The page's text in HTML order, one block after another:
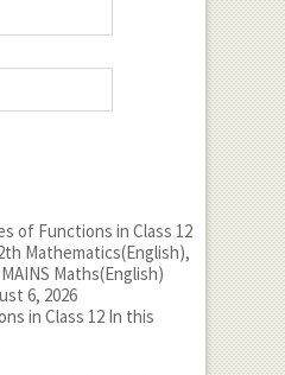
of Functions in Class 12
Mathematics(English),
Maths(English)
6, 2026
in Class 12 In this